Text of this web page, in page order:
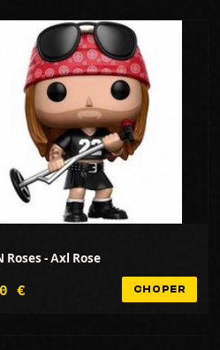
Roses - Axl Rose
€ CHOPER